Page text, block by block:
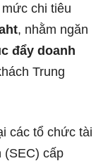
chi tiêu
, nhằm ngăn
đẩy doanh
Trung
các tổ chức tài
(SEC) cấp